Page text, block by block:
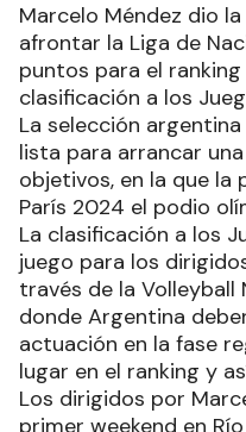
Marcelo Méndez dio
afrontar la Liga de
puntos para el
clasificación a los
La selección
lista para arrancar
objetivos, en la que la
París 2024 el podio
La clasificación a los
juego para los
través de la Volleyball
donde Argentina
actuación en la fase
lugar en el ranking y
Los dirigidos por